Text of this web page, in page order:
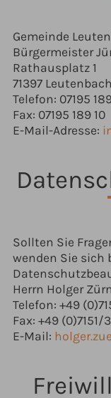
Gemeinde
Bürgermeister
Rathausplatz 1
71397 Leutenbach
Telefon: 07195
Fax: 07195 189 10
E-Mail-Adresse:
Sollten Sie
wenden Sie sich
Herrn Holger Zürn
Telefon: +49
Fax: +49 (0)7151/
E-Mail: